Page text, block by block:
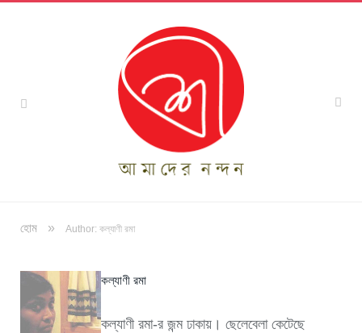
হোম » Author: কল্যাণী রমা
কল্যাণী রমা
কল্যাণী রমা-র জন্ম ঢাকায়। ছেলেবেলা কেটেছে